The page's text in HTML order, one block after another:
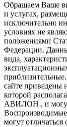
Обращаем Ваше
и услугах,
исключительно
условиях не
положениями
Федерации.
вида,
сайте приведены
которой
АВИЛОН , и могут
могут отличаться